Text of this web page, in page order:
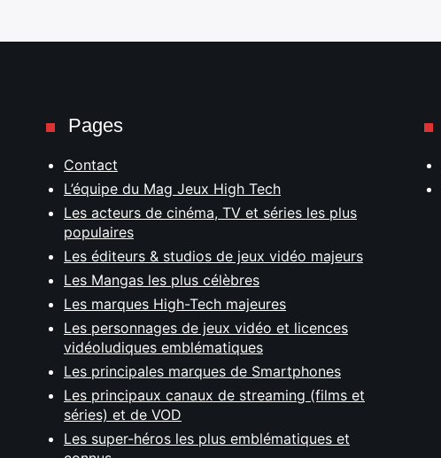
Pages
Contact
L’équipe du Mag Jeux High Tech
Les acteurs de cinéma, TV et séries les plus
populaires
Les éditeurs & studios de jeux vidéo majeurs
Les Mangas les plus célèbres
Les marques High-Tech majeures
Les personnages de jeux vidéo et licences
vidéoludiques emblématiques
Les principales marques de Smartphones
Les principaux canaux de streaming (films et
séries) et de VOD
Les super-héros les plus emblématiques et